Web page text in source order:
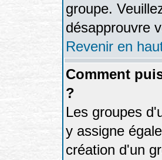
groupe.
désapprouvre
Revenir en
Comment
?
Les groupes
y assigne
création d'un